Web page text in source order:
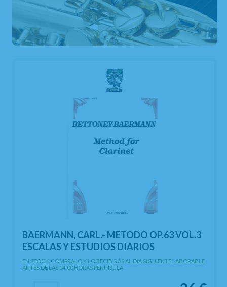
BAERMANN, CARL.- METODO OP.63 VOL.3
ESCALAS Y ESTUDIOS DIARIOS
EN STOCK. CÓMPRALO Y LO RECIBIRÁS AL DIA SIGUIENTE LABORABLE
ANTES DE LAS 14:00 HORAS PENINSULA